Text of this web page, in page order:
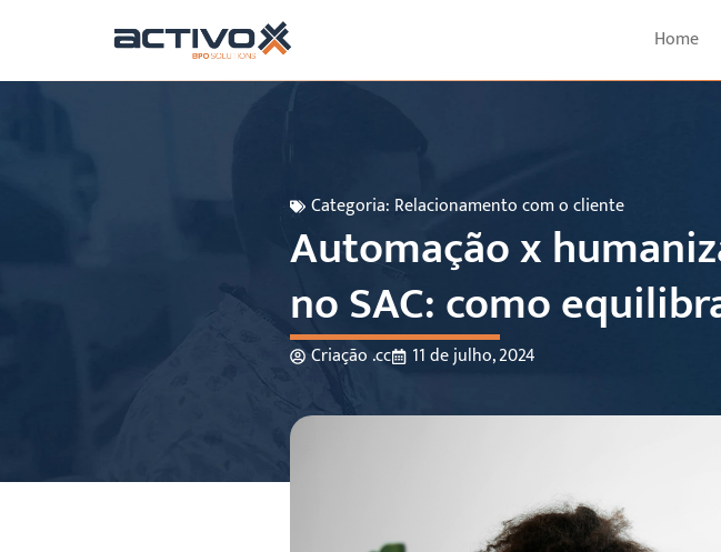
Home
Categoria: Relacionamento com o cliente
Automação x
no SAC: como
Criação .cc 11 de julho, 2024